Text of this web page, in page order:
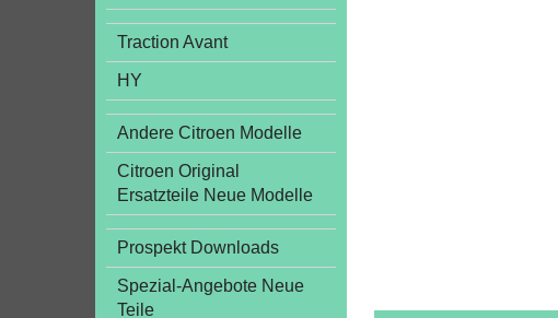
Traction Avant
HY
Andere Citroen Modelle
Citroen Original
Ersatzteile Neue Modelle
Prospekt Downloads
Spezial-Angebote Neue
Teile